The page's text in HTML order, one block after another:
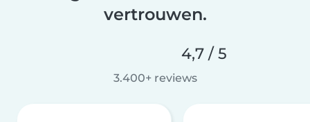
vertrouwen.
4,7 / 5
3.400+ reviews